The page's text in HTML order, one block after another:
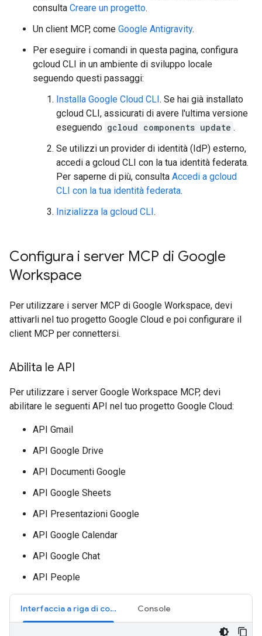
consulta Creare un progetto.
Un client MCP, come Google Antigravity.
Per eseguire i comandi in questa pagina, configura
gcloud CLI in un ambiente di sviluppo locale
seguendo questi passaggi:
Installa Google Cloud CLI. Se hai già installato
gcloud CLI, assicurati di avere l'ultima versione
eseguendo gcloud components update .
Se utilizzi un provider di identità (IdP) esterno,
accedi a gcloud CLI con la tua identità federata.
Per saperne di più, consulta Accedi a gcloud
CLI con la tua identità federata.
Inizializza la gcloud CLI.
Configura i server MCP di Google
Workspace
Per utilizzare i server MCP di Google Workspace, devi
attivarli nel tuo progetto Google Cloud e poi configurare il
client MCP per connettersi.
Abilita le API
Per utilizzare i server Google Workspace MCP, devi
abilitare le seguenti API nel tuo progetto Google Cloud:
API Gmail
API Google Drive
API Documenti Google
API Google Sheets
API Presentazioni Google
API Google Calendar
API Google Chat
API People
Interfaccia a riga di comando Console